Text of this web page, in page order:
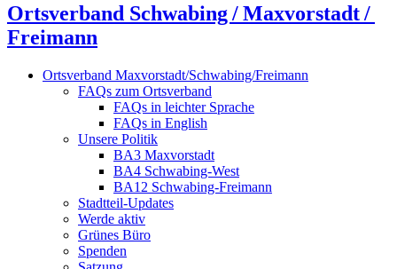
Ortsverband Schwabing / Maxvorstadt ⁠/
Freimann
Ortsverband Maxvorstadt/Schwabing/Freimann
FAQs zum Ortsverband
FAQs in leichter Sprache
FAQs in English
Unsere Politik
BA3 Maxvorstadt
BA4 Schwabing-West
BA12 Schwabing-Freimann
Stadtteil-Updates
Werde aktiv
Grünes Büro
Spenden